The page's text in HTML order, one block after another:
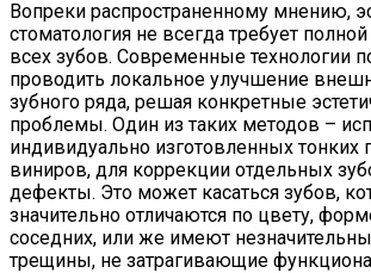
Вопреки распространенному мнению,
стоматология не всегда требует
всех зубов. Современные технологии
проводить локальное улучшение
зубного ряда, решая конкретные
проблемы. Один из таких методов –
индивидуально изготовленных тонких
виниров, для коррекции отдельных
дефекты. Это может касаться зубов,
значительно отличаются по цвету,
соседних, или же имеют
трещины, не затрагивающие